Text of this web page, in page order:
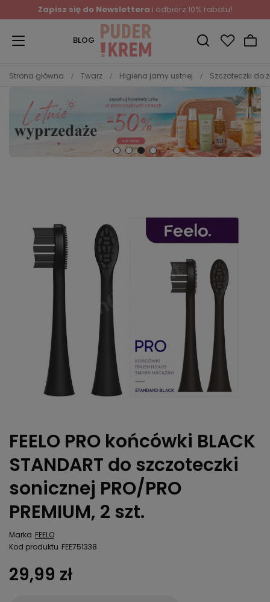
Zapisz się do Newslettera i odbierz 10% rabatu!
BLOG
Strona główna Twarz Higiena jamy ustnej Szczoteczki do
FEELO PRO końcówki BLACK
STANDART do szczoteczki
sonicznej PRO/PRO
PREMIUM, 2 szt.
Marka FEELO
Kod produktu FEE751338
29,99 zł